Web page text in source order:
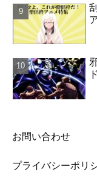
お問い合わせ
プライバシーポリ